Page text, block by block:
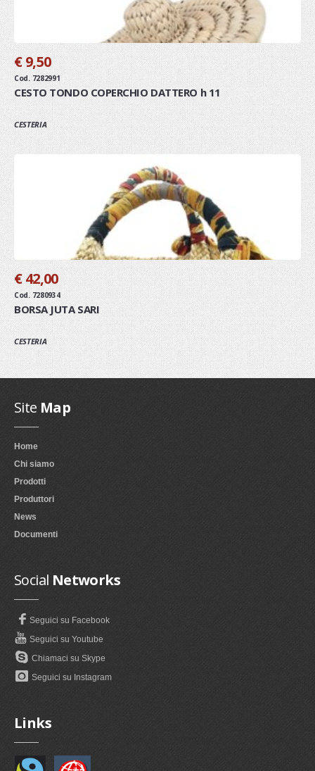
€ 9,50
Cod. 7282991
CESTO TONDO COPERCHIO DATTERO h 11
CESTERIA
€ 42,00
Cod. 7280934
BORSA JUTA SARI
CESTERIA
Site Map
Home
Chi siamo
Prodotti
Produttori
News
Documenti
Social Networks
Seguici su Facebook
Seguici su Youtube
Chiamaci su Skype
Seguici su Instagram
Links